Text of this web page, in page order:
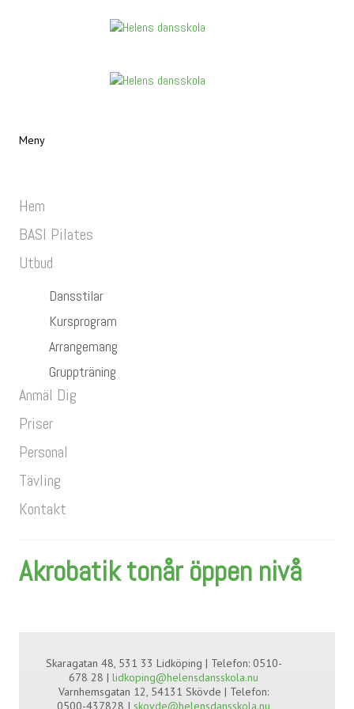
Meny
Hem
BASI Pilates
Utbud
Dansstilar
Kursprogram
Arrangemang
Gruppträning
Anmäl Dig
Priser
Personal
Tävling
Kontakt
Akrobatik tonår öppen nivå
Skaragatan 48, 531 33 Lidköping | Telefon: 0510-
678 28 | lidkoping@helensdansskola.nu
Varnhemsgatan 12, 54131 Skövde | Telefon:
0500-437828 I skovde@helensdansskola.nu